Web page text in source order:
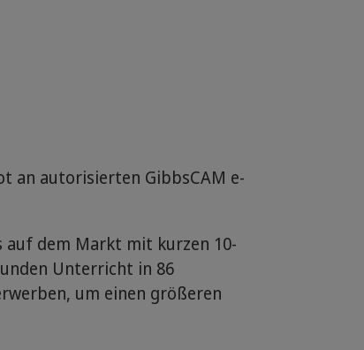
an autorisierten GibbsCAM e-
auf dem Markt mit kurzen 10-
Unterricht in 86
um einen größeren